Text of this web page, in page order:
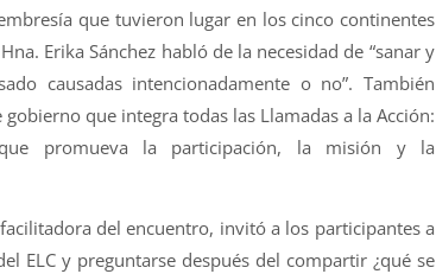
que tuvieron lugar en los cinco continentes
Erika Sánchez habló de la necesidad de “sanar y
causadas intencionadamente o no”. También
que integra todas las Llamadas a la Acción:
promueva la participación, la misión y la
del encuentro, invitó a los participantes a
ELC y preguntarse después del compartir ¿qué se